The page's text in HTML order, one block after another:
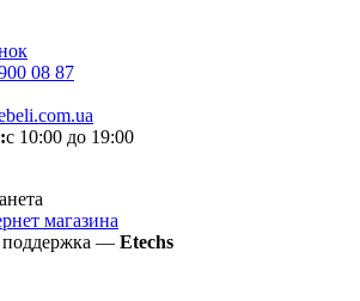
08 87
с 10:00 до 19:00
магазина
поддержка — Etechs